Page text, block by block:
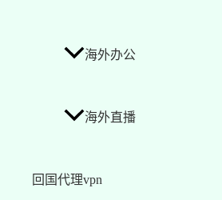
海外办公
海外直播
回国代理vpn